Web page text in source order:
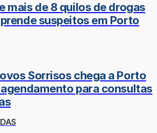
mais de 8 quilos de drogas
suspeitos em Porto
Sorrisos chega a Porto
para consultas